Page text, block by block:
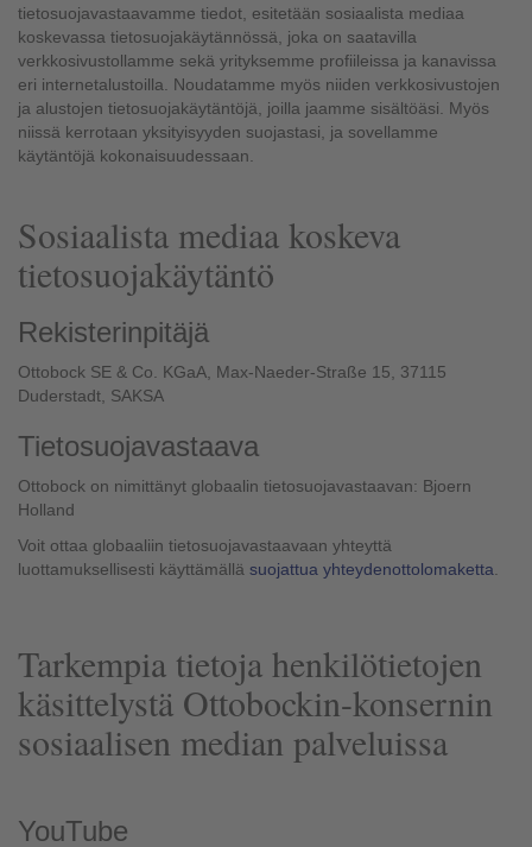
tietosuojavastaavamme tiedot, esitetään sosiaalista mediaa
koskevassa tietosuojakäytännössä, joka on saatavilla
verkkosivustollamme sekä yrityksemme profiileissa ja kanavissa
eri internetalustoilla. Noudatamme myös niiden verkkosivustojen
ja alustojen tietosuojakäytäntöjä, joilla jaamme sisältöäsi. Myös
niissä kerrotaan yksityisyyden suojastasi, ja sovellamme
käytäntöjä kokonaisuudessaan.
Sosiaalista mediaa koskeva
tietosuojakäytäntö
Rekisterinpitäjä
Ottobock SE & Co. KGaA, Max-Naeder-Straße 15, 37115
Duderstadt, SAKSA
Tietosuojavastaava
Ottobock on nimittänyt globaalin tietosuojavastaavan: Bjoern
Holland
Voit ottaa globaaliin tietosuojavastaavaan yhteyttä
luottamuksellisesti käyttämällä suojattua yhteydenottolomaketta
Tarkempia tietoja henkilötietojen
käsittelystä Ottobockin-konsernin
sosiaalisen median palveluissa
YouTube